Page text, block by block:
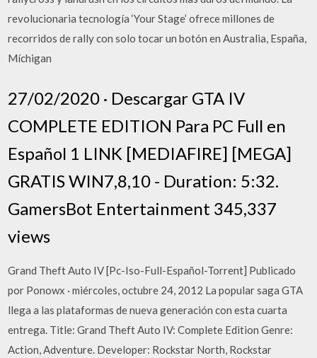
revolucionaria tecnología ‘Your Stage’ ofrece millones de
recorridos de rally con solo tocar un botón en Australia, España,
Míchigan
27/02/2020 · Descargar GTA IV
COMPLETE EDITION Para PC Full en
Español 1 LINK [MEDIAFIRE] [MEGA]
GRATIS WIN7,8,10 - Duration: 5:32.
GamersBot Entertainment 345,337
views
Grand Theft Auto IV [Pc-Iso-Full-Español-Torrent] Publicado
por Ponowx · miércoles, octubre 24, 2012 La popular saga GTA
llega a las plataformas de nueva generación con esta cuarta
entrega. Title: Grand Theft Auto IV: Complete Edition Genre:
Action, Adventure. Developer: Rockstar North, Rockstar